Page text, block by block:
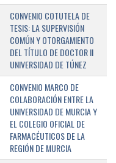
CONVENIO COTUTELA DE
TESIS: LA SUPERVISIÓN
COMÚN Y OTORGAMIENTO
DEL TÍTULO DE DOCTOR II
UNIVERSIDAD DE TÚNEZ
CONVENIO MARCO DE
COLABORACIÓN ENTRE LA
UNIVERSIDAD DE MURCIA Y
EL COLEGIO OFICIAL DE
FARMACÉUTICOS DE LA
REGIÓN DE MURCIA